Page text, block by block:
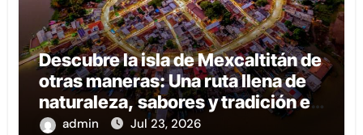
Descubre la isla de Mexcaltitán de
otras maneras: Una ruta llena de
naturaleza, sabores y tradición en
Nayarit
admin Jul 23, 2026